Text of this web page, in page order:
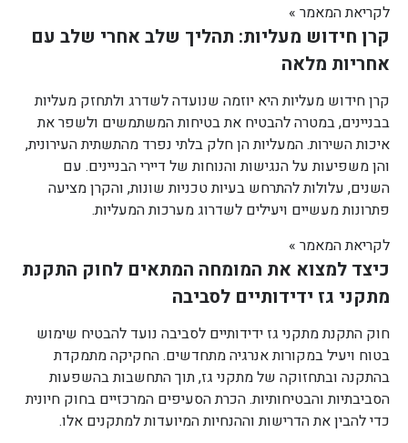
לקריאת המאמר »
קרן חידוש מעליות: תהליך שלב אחרי שלב עם
אחריות מלאה
קרן חידוש מעליות היא יוזמה שנועדה לשדרג ולתחזק מעליות
בבניינים, במטרה להבטיח את בטיחות המשתמשים ולשפר את
איכות השירות. המעליות הן חלק בלתי נפרד מהתשתית העירונית,
והן משפיעות על הנגישות והנוחות של דיירי הבניינים. עם
השנים, עלולות להתרחש בעיות טכניות שונות, והקרן מציעה
פתרונות מעשיים ויעילים לשדרוג מערכות המעליות.
לקריאת המאמר »
כיצד למצוא את המומחה המתאים לחוק התקנת
מתקני גז ידידותיים לסביבה
חוק התקנת מתקני גז ידידותיים לסביבה נועד להבטיח שימוש
בטוח ויעיל במקורות אנרגיה מתחדשים. החקיקה מתמקדת
בהתקנה ובתחזוקה של מתקני גז, תוך התחשבות בהשפעות
הסביבתיות והבטיחותיות. הכרת הסעיפים המרכזיים בחוק חיונית
כדי להבין את הדרישות וההנחיות המיועדות למתקנים אלו.